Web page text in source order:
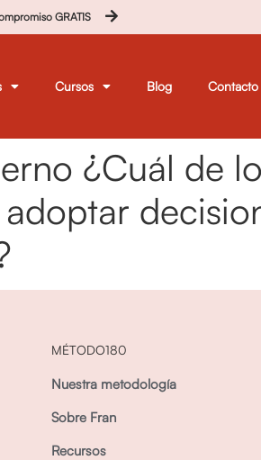
GRATIS
Cursos Blog Contacto
¿Cuál de
MÉTODO180
Nuestra metodología
Sobre Fran
Recursos